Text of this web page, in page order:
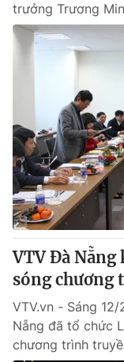
trưởng Trương
VTV Đà
sóng chương
VTV.vn - Sáng
Nẵng đã tổ chức
chương trình